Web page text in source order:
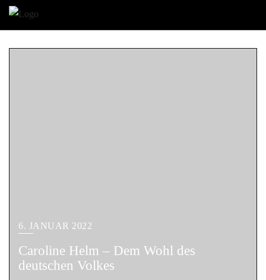
6. JANUAR 2022
Caroline Helm – Dem Wohl des
deutschen Volkes